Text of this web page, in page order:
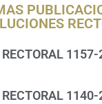
RECTORAL
RECTORAL